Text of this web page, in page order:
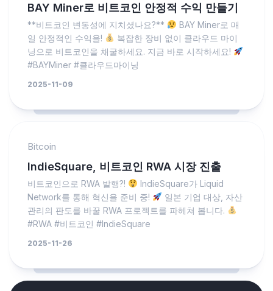
BAY Miner로 비트코인 안정적 수익 만들기
**비트코인 변동성에 지치셨나요?**
BAY Miner로 매
일 안정적인 수익을!
복잡한 장비 없이 클라우드 마이
닝으로 비트코인을 채굴하세요. 지금 바로 시작하세요!
#BAYMiner #클라우드마이닝
2025-11-09
Bitcoin
IndieSquare, 비트코인 RWA 시장 진출
비트코인으로 RWA 발행?!
IndieSquare가 Liquid
Network를 통해 혁신을 준비 중!
일본 기업 대상, 자산
관리의 판도를 바꿀 RWA 프로젝트를 파헤쳐 봅니다.
#RWA #비트코인 #IndieSquare
2025-11-26